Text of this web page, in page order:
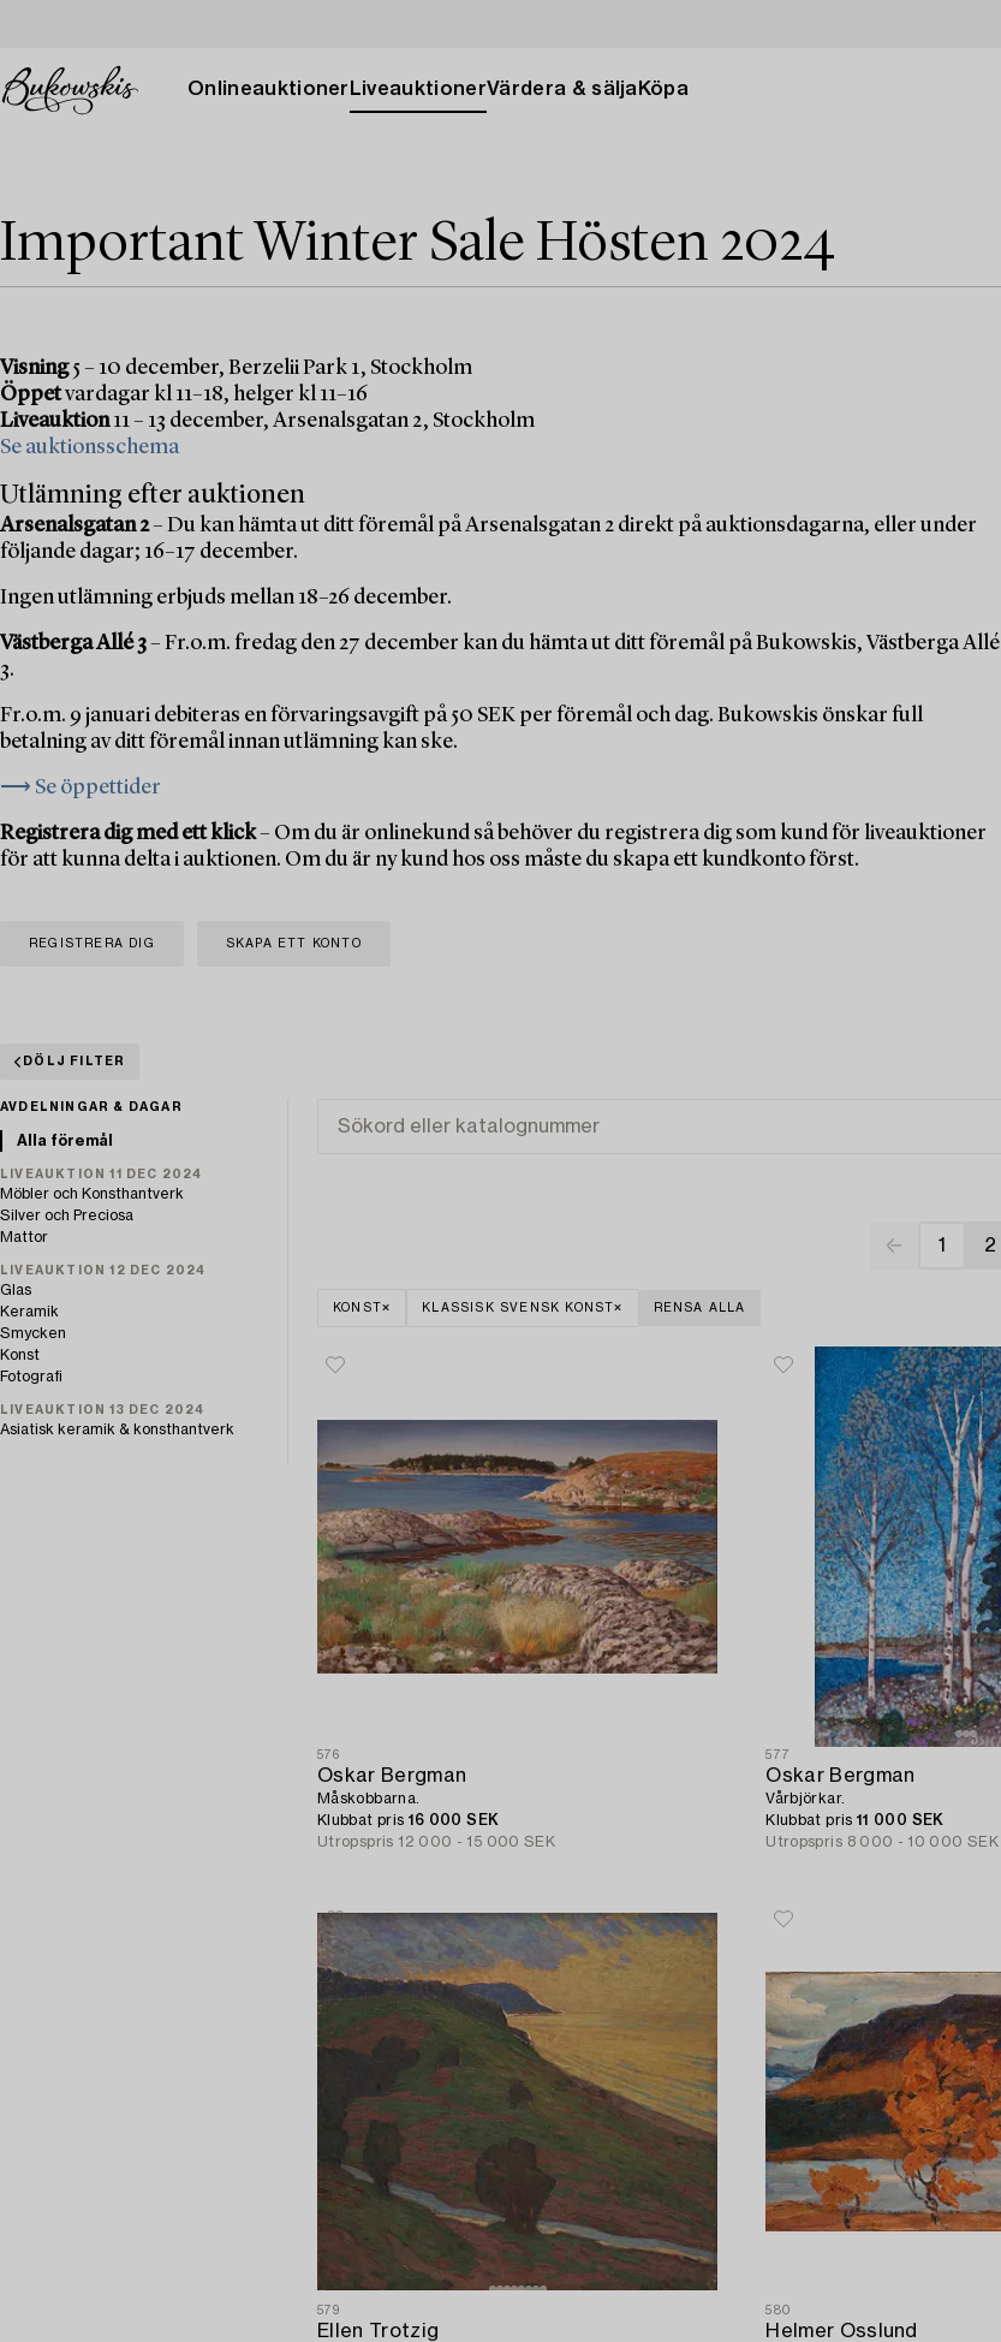
Onlineauktioner LiveauktionerVärdera & sälja Köpa
Important Winter Sale Hösten 2024
Visning5 – 10 december, Berzelii Park 1, Stockholm
Öppetvardagar kl 11–18, helger kl 11–16
Liveauktion11 – 13 december, Arsenalsgatan 2, Stockholm
Se auktionsschema
Utlämning efter auktionen
Arsenalsgatan 2– Du kan hämta ut ditt föremål på Arsenalsgatan 2 direkt på auktionsdagarna, eller under
följande dagar; 16–17 december.
Ingen utlämning erbjuds mellan 18–26 december.
Västberga Allé 3– Fr.o.m. fredag den 27 december kan du hämta ut ditt föremål på Bukowskis, Västberga Allé
3.
Fr.o.m. 9 januari debiteras en förvaringsavgift på 50 SEK per föremål och dag. Bukowskis önskar full
betalning av ditt föremål innan utlämning kan ske.
⟶ Se öppettider
Registrera dig med ett klick– Om du är onlinekund så behöver du registrera dig som kund för liveauktioner
för att kunna delta i auktionen. Om du är ny kund hos oss måste du skapa ett kundkonto först.
REGISTRERA DIG SKAPA ETT KONTO
DÖLJ FILTER
AVDELNINGAR & DAGAR
Alla föremål
LIVEAUKTION 11 DEC 2024
Möbler och Konsthantverk
Silver och Preciosa
Mattor
LIVEAUKTION 12 DEC 2024
Glas
Keramik
Smycken
Konst
Fotografi
LIVEAUKTION 13 DEC 2024
Asiatisk keramik & konsthantverk
1 2
KONST KLASSISK SVENSK KONST RENSA ALLA
576
Oskar Bergman
Måskobbarna.
Klubbat pris 16 000 SEK
Utropspris 12 000 - 15 000 SEK
577
Oskar Bergman
Vårbjörkar.
Klubbat pris11 000 SEK
Utropspris 8 000 - 10 000 SEK
579
Ellen Trotzig
580
Helmer Osslund